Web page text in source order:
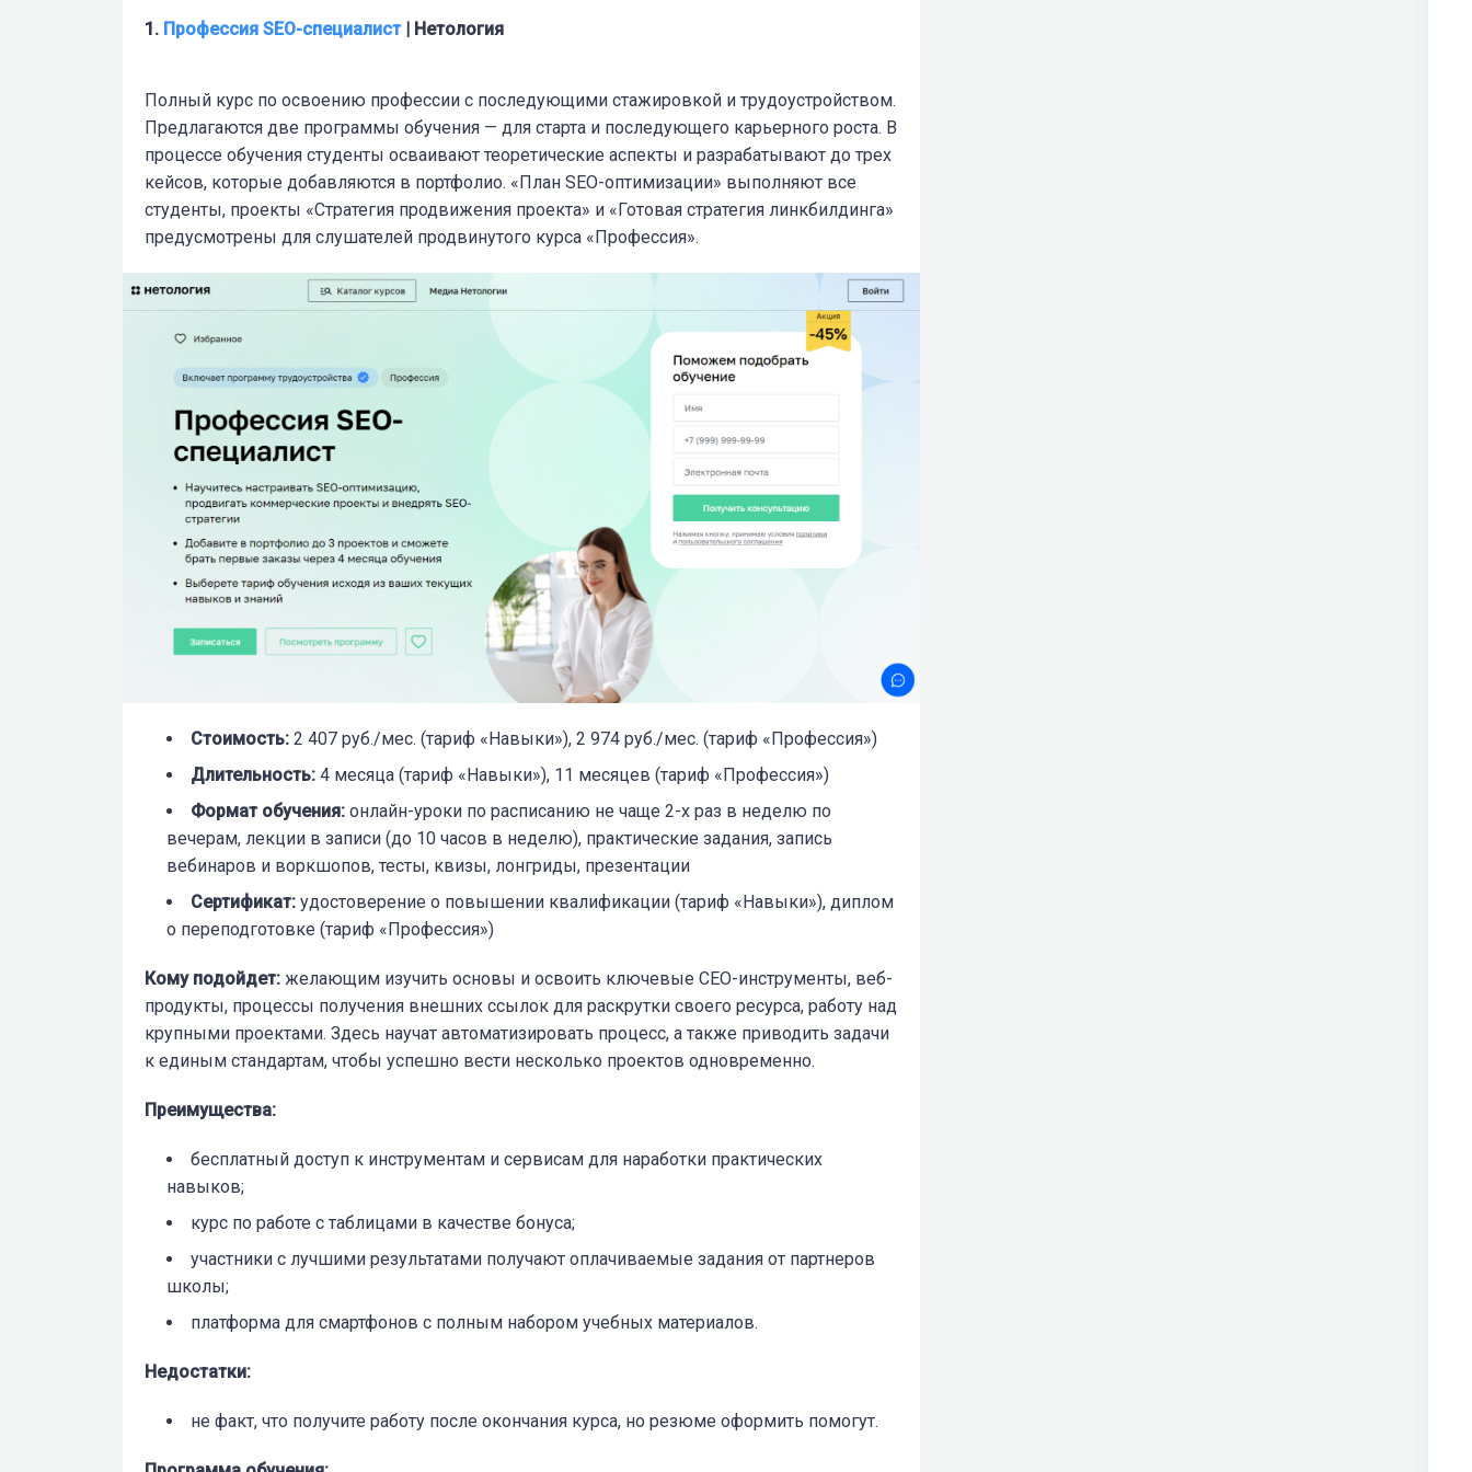
1. Профессия SEO-специалист| Нетология
Полный курс по освоению профессии с последующими стажировкой и трудоустройством.
Предлагаются две программы обучения — для старта и последующего карьерного роста. В
процессе обучения студенты осваивают теоретические аспекты и разрабатывают до трех
кейсов, которые добавляются в портфолио. «План SEO-оптимизации» выполняют все
студенты, проекты «Стратегия продвижения проекта» и «Готовая стратегия линкбилдинга»
предусмотрены для слушателей продвинутого курса «Профессия».
Стоимость: 2 407 руб./мес. (тариф «Навыки»), 2 974 руб./мес. (тариф «Профессия»)
Длительность: 4 месяца (тариф «Навыки»), 11 месяцев (тариф «Профессия»)
Формат обучения: онлайн-уроки по расписанию не чаще 2-х раз в неделю по
вечерам, лекции в записи (до 10 часов в неделю), практические задания, запись
вебинаров и воркшопов, тесты, квизы, лонгриды, презентации
Сертификат: удостоверение о повышении квалификации (тариф «Навыки»), диплом
о переподготовке (тариф «Профессия»)
Кому подойдет: желающим изучить основы и освоить ключевые СЕО-инструменты, веб-
продукты, процессы получения внешних ссылок для раскрутки своего ресурса, работу над
крупными проектами. Здесь научат автоматизировать процесс, а также приводить задачи
к единым стандартам, чтобы успешно вести несколько проектов одновременно.
Преимущества:
бесплатный доступ к инструментам и сервисам для наработки практических
навыков;
курс по работе с таблицами в качестве бонуса;
участники с лучшими результатами получают оплачиваемые задания от партнеров
школы;
платформа для смартфонов с полным набором учебных материалов.
Недостатки:
не факт, что получите работу после окончания курса, но резюме оформить помогут.